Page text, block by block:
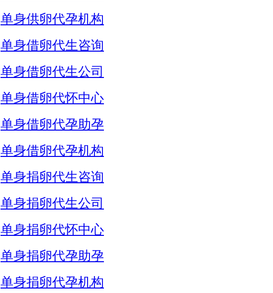
单身供卵代孕机构
单身借卵代生咨询
单身借卵代生公司
单身借卵代怀中心
单身借卵代孕助孕
单身借卵代孕机构
单身捐卵代生咨询
单身捐卵代生公司
单身捐卵代怀中心
单身捐卵代孕助孕
单身捐卵代孕机构